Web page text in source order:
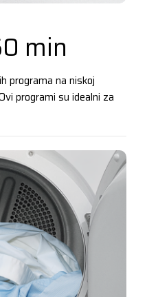
min
programa na niskoj
programi su idealni za